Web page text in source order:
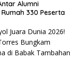
Alumni
330 Peserta